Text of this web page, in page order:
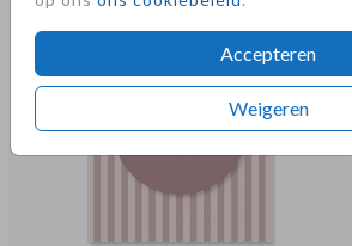
Accepteren
Weigeren